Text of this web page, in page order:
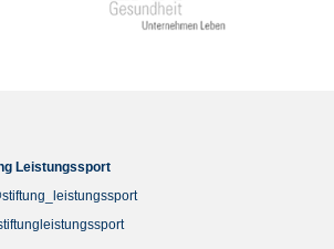
Leistungssport